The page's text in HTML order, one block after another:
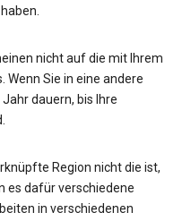
nicht auf die mit Ihrem
Wenn Sie in eine andere
dauern, bis Ihre
Region nicht die ist,
es dafür verschiedene
in verschiedenen